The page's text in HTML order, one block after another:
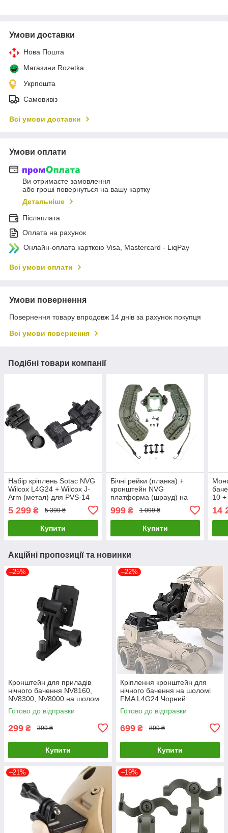
Умови доставки
Нова Пошта
Магазини Rozetka
Укрпошта
Самовивіз
Всі умови доставки
Умови оплати
Ви отримаєте замовлення
або гроші повернуться на вашу картку
Детальніше
Післяплата
Оплата на рахунок
Онлайн-оплата карткою Visa, Mastercard - LiqPay
Всі умови оплати
Умови повернення
Повернення товару впродовж 14 днів за рахунок покупця
Всі умови повернення
Подібні товари компанії
Набір кріплень Sotac NVG
Wilcox L4G24 + Wilcox J-
Arm (метал) для PVS-14
5 299 ₴ 5 399 ₴
Купити
Бічні рейки (планка) +
кронштейн NVG
платформа (шрауд) на
(Оливковий)
999₴ 1 099 ₴
Купити
10 +
14
Акційні пропозиції та новинки
–25%
Кронштейн для приладів
нічного бачення NV8160,
NV8300, NV8000 на шолом
Готово до відправки
299 ₴ 399 ₴
Купити
–22%
Кріплення кронштейн для
нічного бачення на шоломі
FMA L4G24 Чорний
Готово до відправки
699 ₴ 899 ₴
Купити
–21% –19%